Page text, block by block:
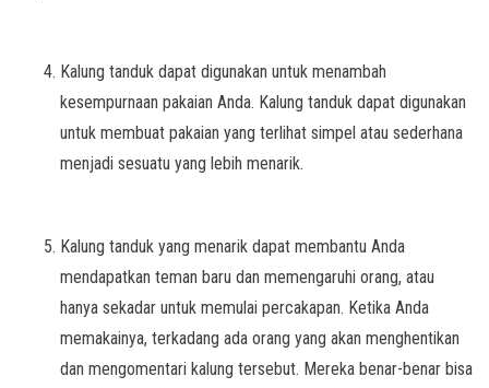
Kalung tanduk dapat digunakan untuk menambah
kesempurnaan pakaian Anda. Kalung tanduk dapat digunakan
untuk membuat pakaian yang terlihat simpel atau sederhana
menjadi sesuatu yang lebih menarik.
Kalung tanduk yang menarik dapat membantu Anda
mendapatkan teman baru dan memengaruhi orang, atau
hanya sekadar untuk memulai percakapan. Ketika Anda
memakainya, terkadang ada orang yang akan menghentikan
dan mengomentari kalung tersebut. Mereka benar-benar bisa